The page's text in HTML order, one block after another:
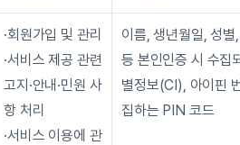
·회원가입 및 관리
·서비스 제공 관련
고지·안내·민원 사
항 처리
·서비스 이용에 관
이름, 생년월일, 성
등 본인인증 시 수집
별정보(CI), 아이핀
집하는 PIN 코드